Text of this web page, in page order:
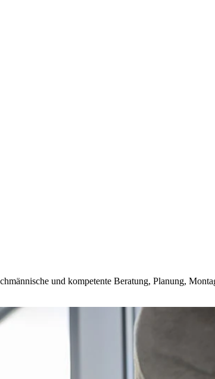
und kompetente Beratung, Planung,